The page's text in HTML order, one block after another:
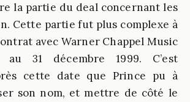
la partie du deal concernant les
Cette partie fut plus complexe à
avec Warner Chappel Music
31 décembre 1999. C’est
cette date que Prince pu à
son nom, et mettre de côté le